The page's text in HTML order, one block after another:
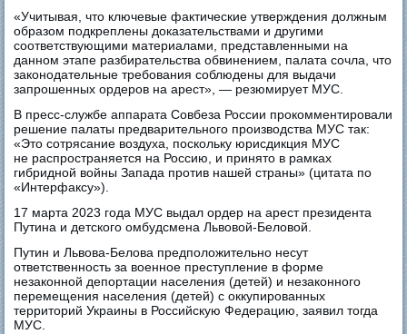
«Учитывая, что ключевые фактические утверждения должным
образом подкреплены доказательствами и другими
соответствующими материалами, представленными на
данном этапе разбирательства обвинением, палата сочла, что
законодательные требования соблюдены для выдачи
запрошенных ордеров на арест», — резюмирует МУС.
В пресс-службе аппарата Совбеза России прокомментировали
решение палаты предварительного производства МУС так:
«Это сотрясание воздуха, поскольку юрисдикция МУС
не распространяется на Россию, и принято в рамках
гибридной войны Запада против нашей страны» (цитата по
«Интерфаксу»).
17 марта 2023 года МУС выдал ордер на арест президента
Путина и детского омбудсмена Львовой-Беловой.
Путин и Львова-Белова предположительно несут
ответственность за военное преступление в форме
незаконной депортации населения (детей) и незаконного
перемещения населения (детей) с оккупированных
территорий Украины в Российскую Федерацию, заявил тогда
МУС.